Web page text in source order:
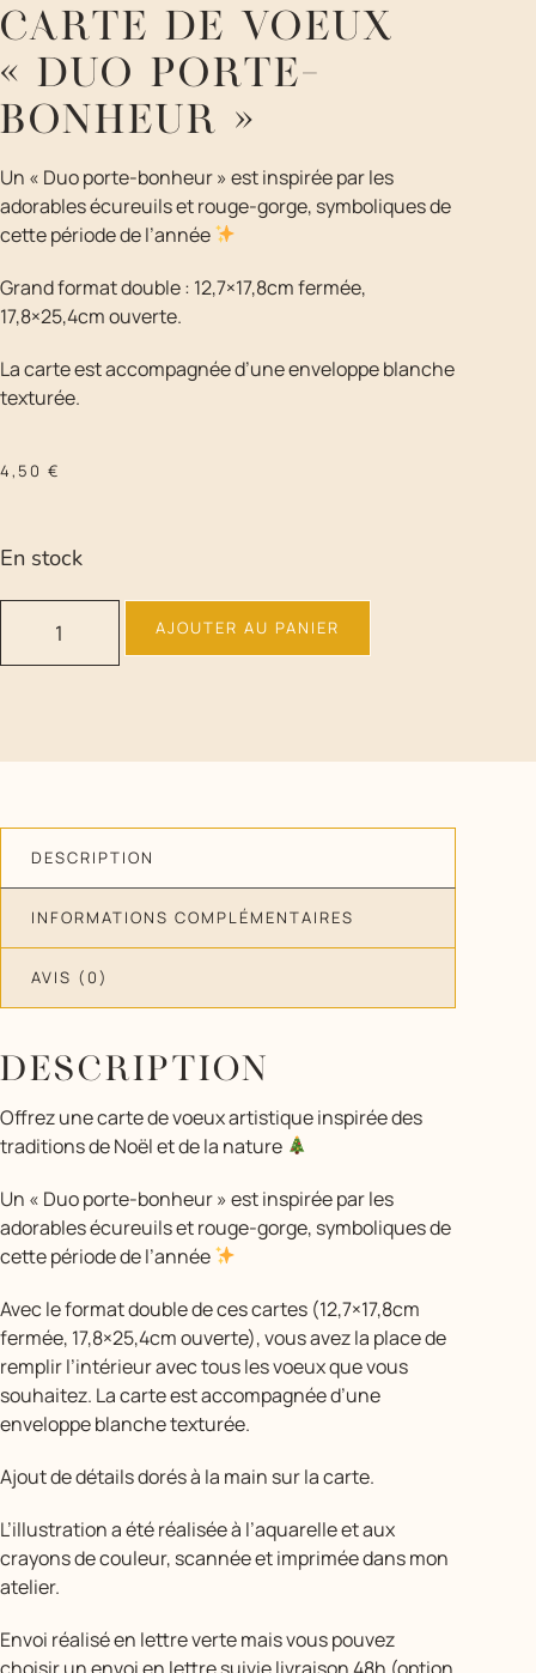
CARTE DE VOEUX
« DUO PORTE-
BONHEUR »
Un « Duo porte-bonheur » est inspirée par les
adorables écureuils et rouge-gorge, symboliques de
cette période de l’année
Grand format double : 12,7×17,8cm fermée,
17,8×25,4cm ouverte.
La carte est accompagnée d’une enveloppe blanche
texturée.
4,50 €
En stock
AJOUTER AU PANIER
DESCRIPTION
INFORMATIONS COMPLÉMENTAIRES
AVIS (0)
DESCRIPTION
Offrez une carte de voeux artistique inspirée des
traditions de Noël et de la nature
Un « Duo porte-bonheur » est inspirée par les
adorables écureuils et rouge-gorge, symboliques de
cette période de l’année
Avec le format double de ces cartes (12,7×17,8cm
fermée, 17,8×25,4cm ouverte), vous avez la place de
remplir l’intérieur avec tous les voeux que vous
souhaitez. La carte est accompagnée d’une
enveloppe blanche texturée.
Ajout de détails dorés à la main sur la carte.
L’illustration a été réalisée à l’aquarelle et aux
crayons de couleur, scannée et imprimée dans mon
atelier.
Envoi réalisé en lettre verte mais vous pouvez